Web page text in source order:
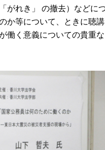
れき」 の撤去）などにつ
か等について、ときに聴
働く意義についての貴重